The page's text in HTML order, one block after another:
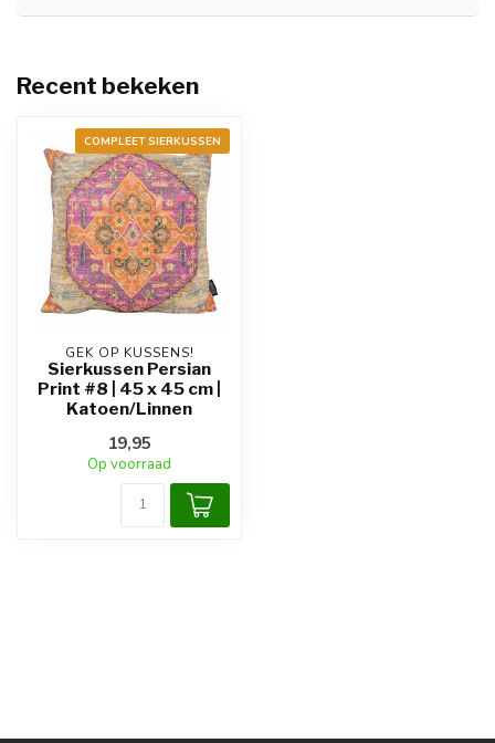
Recent bekeken
COMPLEET SIERKUSSEN
GEK OP KUSSENS!
Sierkussen Persian
Print #8 | 45 x 45 cm |
Katoen/Linnen
19,95
Op voorraad